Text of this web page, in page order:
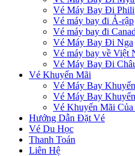
Vé Máy Bay Đi
Vé máy bay đi Ả-rập
Vé máy bay đi
Vé Máy Bay Đi Nga
Vé máy bay về Việt
Vé Máy Bay Đi
Vé Khuyến Mãi
Vé Máy Bay
Vé Máy Bay
Vé Khuyến Mãi
Hướng Dẫn Đặt Vé
Vé Du Học
Thanh Toán
Liên Hệ